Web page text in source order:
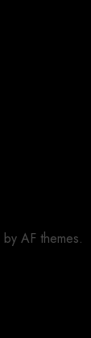
by AF themes.